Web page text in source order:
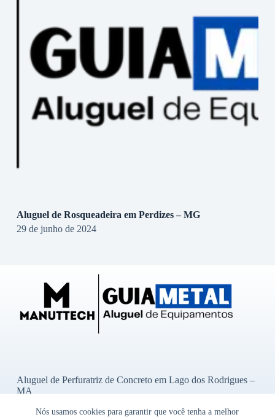
Nós usamos cookies para garantir que você tenha a melhor
Aluguel de Rosqueadeira em Perdizes – MG
29 de junho de 2024
Aluguel de Perfuratriz de Concreto em Lago dos Rodrigues –
MA
Aluguel de Perfuratriz de Concreto em Bady Bassitt – SP